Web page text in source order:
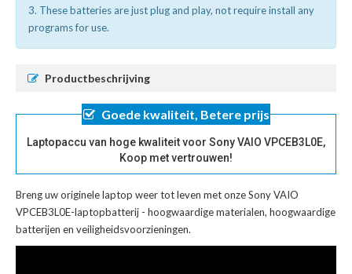
3. These batteries are just plug and play, not require install any
programs for use.
Productbeschrijving
Goede kwaliteit, Betere prijs
Laptopaccu van hoge kwaliteit voor Sony VAIO VPCEB3L0E,
Koop met vertrouwen!
Breng uw originele laptop weer tot leven met onzeSony VAIO
VPCEB3L0E-laptopbatterij - hoogwaardige materialen, hoogwaardige
batterijen en veiligheidsvoorzieningen.